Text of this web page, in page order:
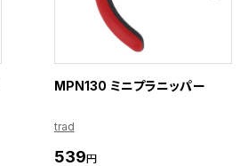
MPN130 ミニプラニッパー
trad
539円